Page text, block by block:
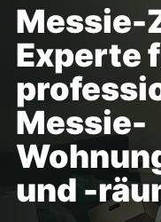
Messie-
Experte
Messie-
und -